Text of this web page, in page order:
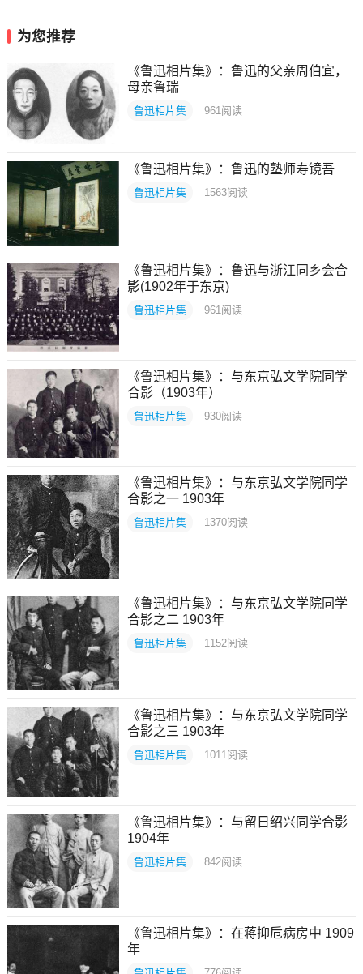
为您推荐
《鲁迅相片集》：鲁迅的父亲周伯宜，
母亲鲁瑞
鲁迅相片集 961 阅读
《鲁迅相片集》：鲁迅的塾师寿镜吾
鲁迅相片集 1563阅读
《鲁迅相片集》：鲁迅与浙江同乡会合
影(1902年于东京)
鲁迅相片集 961 阅读
《鲁迅相片集》：与东京弘文学院同学
合影（1903年）
鲁迅相片集 930阅读
《鲁迅相片集》：与东京弘文学院同学
合影之一 1903年
鲁迅相片集 1370阅读
《鲁迅相片集》：与东京弘文学院同学
合影之二 1903年
鲁迅相片集 1152阅读
《鲁迅相片集》：与东京弘文学院同学
合影之三 1903年
鲁迅相片集 1011 阅读
《鲁迅相片集》：与留日绍兴同学合影
1904年
鲁迅相片集 842阅读
《鲁迅相片集》：在蒋抑卮病房中 1909
年